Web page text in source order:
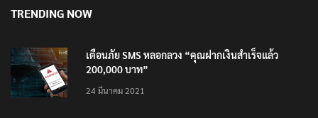
TRENDING NOW
เตือนภัย SMS หลอกลวง “คุณฝากเงินสำเร็จแล้ว
200,000 บาท”
24 มีนาคม 2021